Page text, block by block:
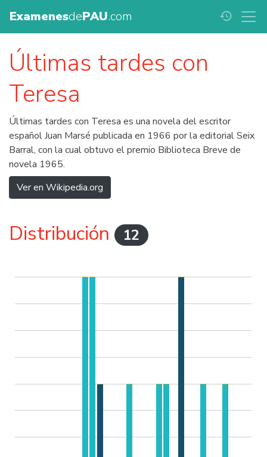
ExamenesdePAU.com history
Últimas tardes con
Teresa
Últimas tardes con Teresa es una novela del escritor
español Juan Marsé publicada en 1966 por la editorial Seix
Barral, con la cual obtuvo el premio Biblioteca Breve de
novela 1965.
Ver en Wikipedia.org
Distribución 12